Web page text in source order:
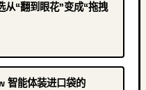
“翻到眼花”变成“拖拽
智能体装进口袋的